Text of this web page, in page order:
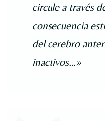
circule a través
consecuencia
del cerebro
inactivos…»